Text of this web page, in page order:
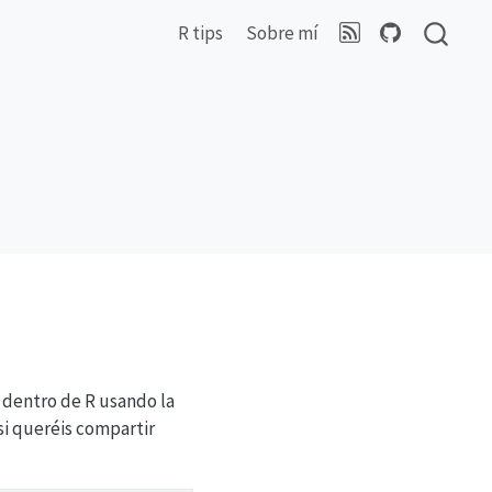
R tips Sobre mí
de R usando la
queréis compartir